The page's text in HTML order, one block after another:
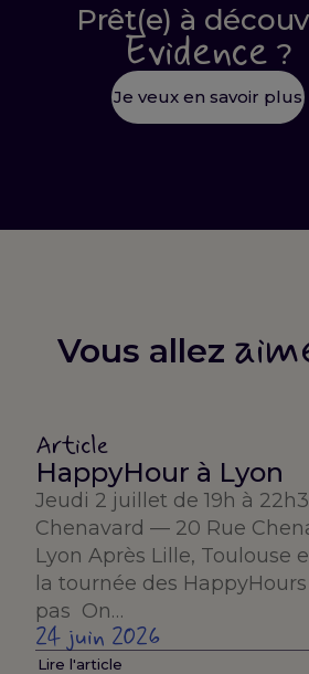
Prêt(e) à
Evidence ?
Je veux en savoir plus
Vous allez
Article
HappyHour à Lyon
Jeudi 2 juillet de 19h à
Chenavard — 20 Rue
Lyon Après Lille, Toulouse
la tournée des HappyHours
pas On…
24 juin 2026
Lire l'article